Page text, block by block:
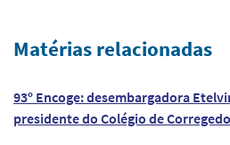
Matérias relacionadas
93º Encoge: desembargadora
presidente do Colégio de